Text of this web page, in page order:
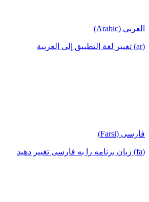
العربي (Arabic)
(ar) تغيير لغة التطبيق إلى العربية
فارسی (Farsi)
(fa) زبان برنامه را به فارسی تغییر دهید